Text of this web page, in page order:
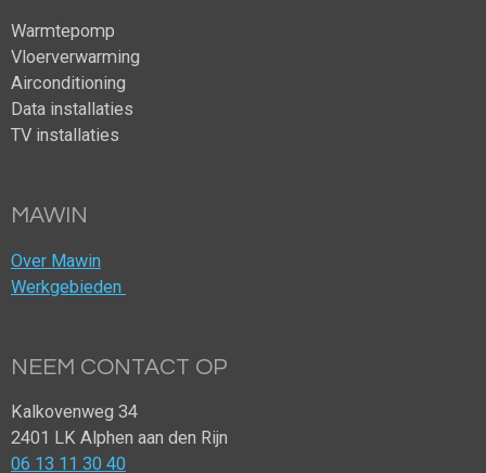
Warmtepomp
Vloerverwarming
Airconditioning
Data installaties
TV installaties
MAWIN
Over Mawin
Werkgebieden
NEEM CONTACT OP
Kalkovenweg 34
2401 LK Alphen aan den Rijn
06 13 11 30 40